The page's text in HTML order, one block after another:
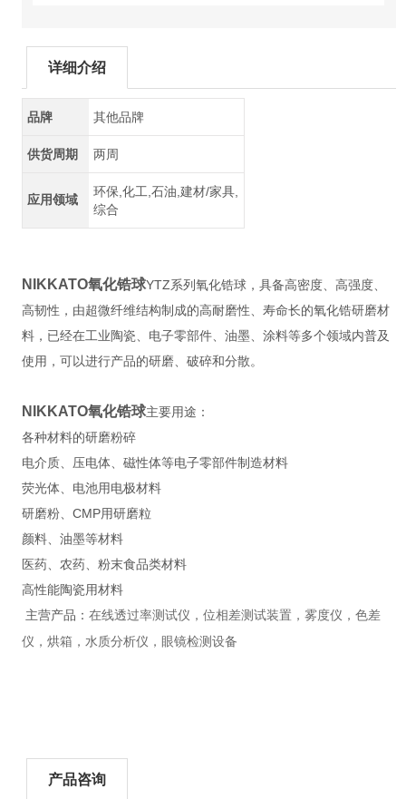
详细介绍
品牌 其他品牌
供货周期 两周
应用领域
环保,化工,石油,建材/家具,
综合
NIKKATO氧化锆球YTZ系列氧化锆球，具备高密度、高强度、
高韧性，由超微纤维结构制成的高耐磨性、寿命长的氧化锆研磨材
料，已经在工业陶瓷、电子零部件、油墨、涂料等多个领域内普及
使用，可以进行产品的研磨、破碎和分散。
NIKKATO氧化锆球主要用途：
各种材料的研磨粉碎
电介质、压电体、磁性体等电子零部件制造材料
荧光体、电池用电极材料
研磨粉、CMP用研磨粒
颜料、油墨等材料
医药、农药、粉末食品类材料
高性能陶瓷用材料
主营产品： 在线透过率测试仪，位相差测试装置，雾度仪，色差
仪，烘箱，水质分析仪，眼镜检测设备
产品咨询